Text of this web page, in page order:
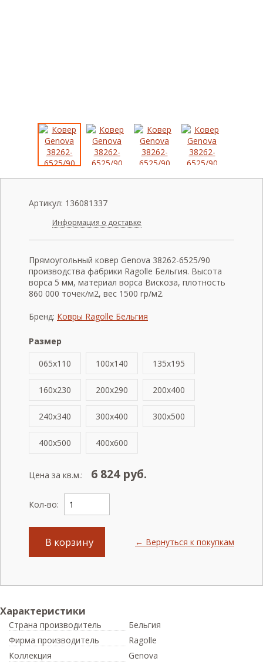
Артикул: 136081337
Информация о доставке
Прямоугольный ковер Genova 38262-6525/90
производства фабрики Ragolle Бельгия. Высота
ворса 5 мм, материал ворса Вискоза, плотность
860 000 точек/м2, вес 1500 гр/м2.
Бренд: Ковры Ragolle Бельгия
Размер
065x110
100x140 135x195
160x230 200x290 200x400
240x340 300x400 300x500
400x500 400x600
Цена за кв.м.: 6 824 руб.
Кол-во:
В корзину ← Вернуться к покупкам
Характеристики
Страна производитель
Бельгия
Фирма производитель
Ragolle
Коллекция
Genova